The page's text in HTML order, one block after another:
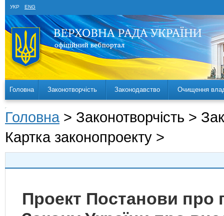
УКР ENG
Головна Законотворчість Законодавство Очищення
Головна > Законотворчість >
Картка законопроекту >
Проект Постанови про